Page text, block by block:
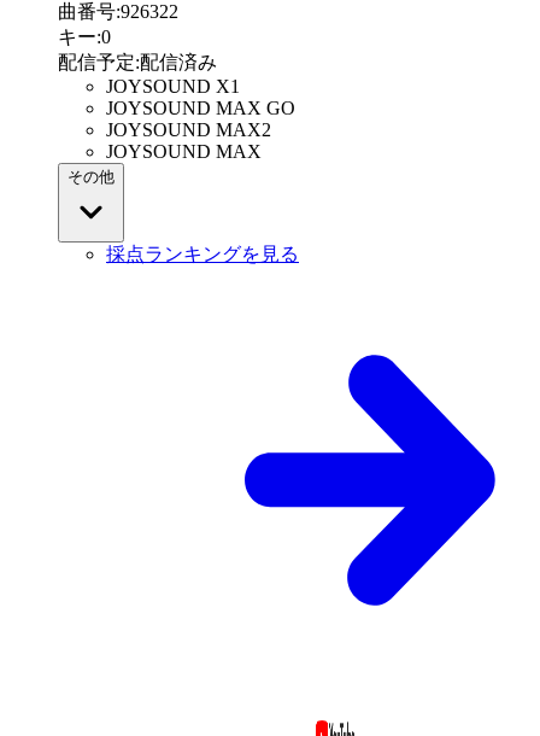
曲番号:926322
キー:0
配信予定:配信済み
JOYSOUND X1
JOYSOUND MAX GO
JOYSOUND MAX2
JOYSOUND MAX
その他
採点ランキングを見る